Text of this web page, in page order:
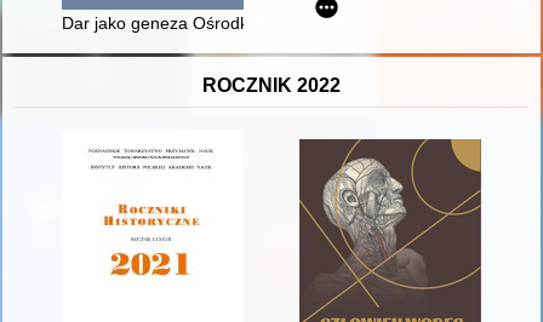
Dar jako geneza Ośrodka Wzornictwa Nowoczesnego
ROCZNIK 2022